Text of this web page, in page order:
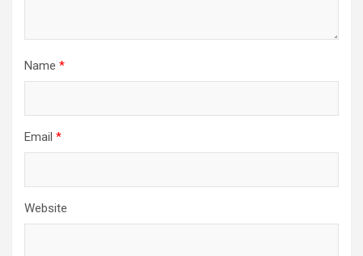
Name *
Email *
Website